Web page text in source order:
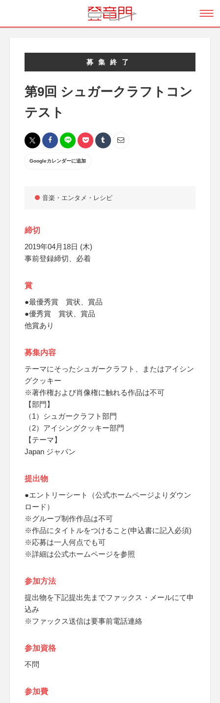
募集終了
第9回 シュガークラフトコン
テスト
Googleカレンダーに追加
音楽・エンタメ・レシピ
締切
2019年04月18日 (木)
事前登録締切、必着
賞
●最優秀賞 賞状、賞品
●優秀賞 賞状、賞品
他賞あり
募集内容
テーマにそったシュガークラフト、またはアイシン
グクッキー
※著作権および肖像権に触れる作品は不可
【部門】
（1）シュガークラフト部門
（2）アイシングクッキー部門
【テーマ】
Japan ジャパン
提出物
●エントリーシート（公式ホームページよりダウン
ロード）
※グループ制作作品は不可
※作品にタイトルをつけること(申込書に記入必須)
※応募は一人何点でも可
※詳細は公式ホームページを参照
参加方法
提出物を下記提出先までファックス・メールにて申
込み
※ファックス送信は要事前電話連絡
参加資格
不問
参加費